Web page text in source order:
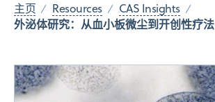
主页 Resources CAS Insights
外泌体研究：从血小板微尘到开创性疗法